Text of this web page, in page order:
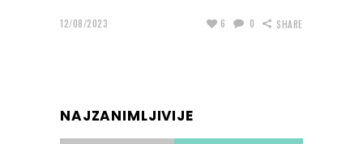
12/08/2023 6 0 SHARE
NAJZANIMLJIVIJE